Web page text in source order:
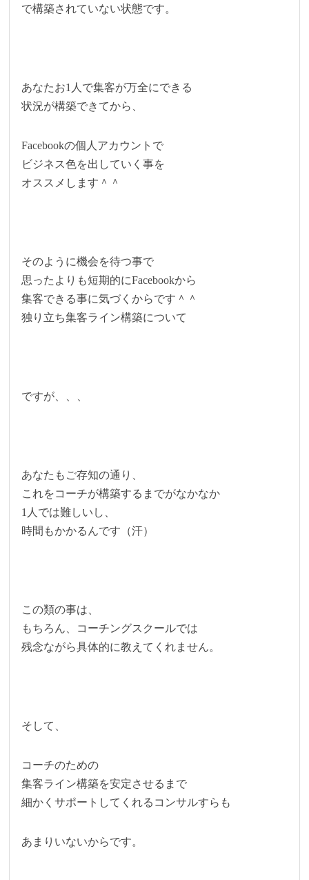
で構築されていない状態です。
あなたお1人で集客が万全にできる
状況が構築できてから、
Facebookの個人アカウントで
ビジネス色を出していく事を
オススメします＾＾
そのように機会を待つ事で
思ったよりも短期的にFacebookから
集客できる事に気づくからです＾＾
独り立ち集客ライン構築について
ですが、、、
あなたもご存知の通り、
これをコーチが構築するまでがなかなか
1人では難しいし、
時間もかかるんです（汗）
この類の事は、
もちろん、コーチングスクールでは
残念ながら具体的に教えてくれません。
そして、
コーチのための
集客ライン構築を安定させるまで
細かくサポートしてくれるコンサルすらも
あまりいないからです。